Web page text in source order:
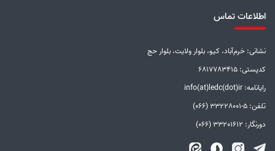
اطلاعات تماس
نشانی: خرم‌آباد، کیو، بلوار ولایت، بلوار حج
کدپستی: 6817783415
رایانامه: info(at)ledc(dot)ir
تلفن: 5-33228001 (066)
دورنگار: 33201612 (066)